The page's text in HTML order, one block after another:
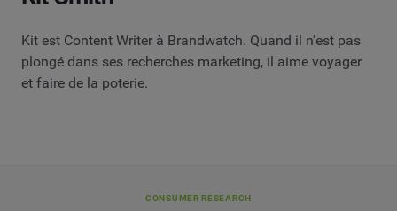
Kit est Content Writer à Brandwatch. Quand il n’est pas
plongé dans ses recherches marketing, il aime voyager
et faire de la poterie.
CONSUMER RESEARCH